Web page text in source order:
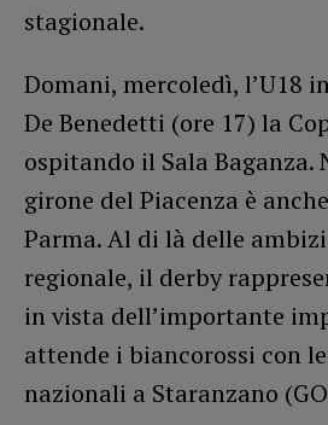
stagionale.
Domani, mercoledì, l’U18
De Benedetti (ore 17) la
ospitando il Sala Baganza.
girone del Piacenza è
Parma. Al di là delle
regionale, il derby
in vista dell’importante
attende i biancorossi con
nazionali a Staranzano